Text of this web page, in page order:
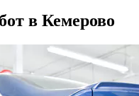
в Кемерово